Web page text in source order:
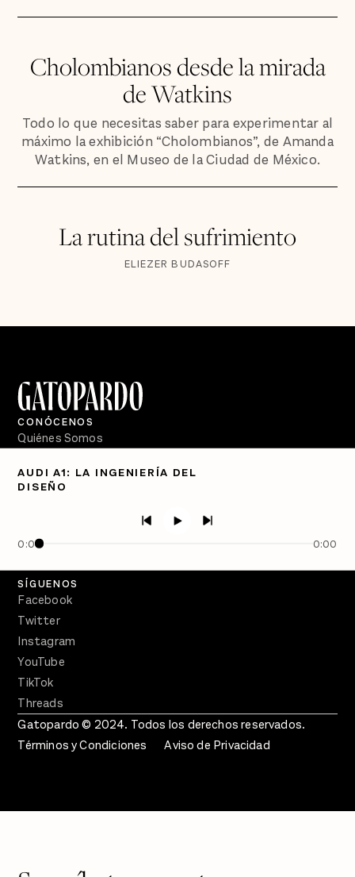
Cholombianos desde la mirada
de Watkins
Todo lo que necesitas saber para experimentar al
máximo la exhibición “Cholombianos”, de Amanda
Watkins, en el Museo de la Ciudad de México.
La rutina del sufrimiento
ELIEZER BUDASOFF
AUDI A1: LA INGENIERÍA DEL
DISEÑO
0:00 0:00
CONÓCENOS
Quiénes Somos
PÓDCASTS
Crecer en Distopía
SÍGUENOS
Facebook
Twitter
Instagram
YouTube
TikTok
Threads
Gatopardo © 2024. Todos los derechos reservados.
Términos y Condiciones
Aviso de Privacidad